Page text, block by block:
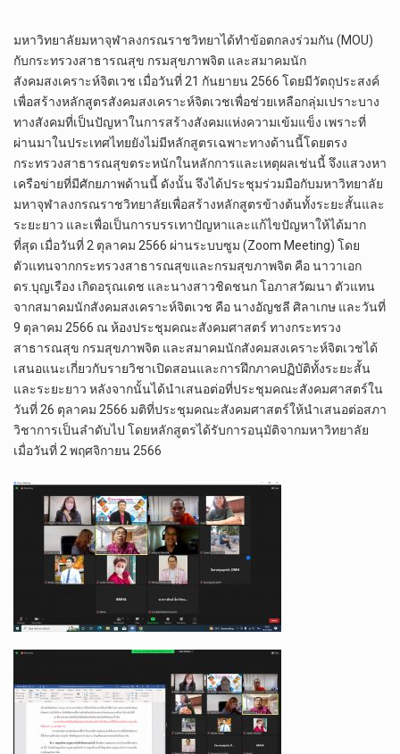
มหาวิทยาลัยมหาจุฬาลงกรณราชวิทยาได้ทำข้อตกลงร่วมกัน (MOU)
กับกระทรวงสาธารณสุข กรมสุขภาพจิต และสมาคมนัก
สังคมสงเคราะห์จิตเวช เมื่อวันที่ 21 กันยายน 2566 โดยมีวัตถุประสงค์
เพื่อสร้างหลักสูตรสังคมสงเคราะห์จิตเวชเพื่อช่วยเหลือกลุ่มเปราะบาง
ทางสังคมที่เป็นปัญหาในการสร้างสังคมแห่งความเข้มแข็ง เพราะที่
ผ่านมาในประเทศไทยยังไม่มีหลักสูตรเฉพาะทางด้านนี้โดยตรง
กระทรวงสาธารณสุขตระหนักในหลักการและเหตุผลเช่นนี้ จึงแสวงหา
เครือข่ายที่มีศักยภาพด้านนี้ ดังนั้น จึงได้ประชุมร่วมมือกับมหาวิทยาลัย
มหาจุฬาลงกรณราชวิทยาลัยเพื่อสร้างหลักสูตรข้างต้นทั้งระยะสั้นและ
ระยะยาว และเพื่อเป็นการบรรเทาปัญหาและแก้ไขปัญหาให้ได้มาก
ที่สุด เมื่อวันที่ 2 ตุลาคม 2566 ผ่านระบบซูม (Zoom Meeting) โดย
ตัวแทนจากกระทรวงสาธารณสุขและกรมสุขภาพจิต คือ นาวาเอก
ดร.บุญเรือง เกิดอรุณเดช และนางสาวชิดชนก โอภาสวัฒนา ตัวแทน
จากสมาคมนักสังคมสงเคราะห์จิตเวช คือ นางอัญชลี ศิลาเกษ และวันที่
9 ตุลาคม 2566 ณ ห้องประชุมคณะสังคมศาสตร์ ทางกระทรวง
สาธารณสุข กรมสุขภาพจิต และสมาคมนักสังคมสงเคราะห์จิตเวชได้
เสนอแนะเกี่ยวกับรายวิชาเปิดสอนและการฝึกภาคปฏิบัติทั้งระยะสั้น
และระยะยาว หลังจากนั้นได้นำเสนอต่อที่ประชุมคณะสังคมศาสตร์ใน
วันที่ 26 ตุลาคม 2566 มติที่ประชุมคณะสังคมศาสตร์ให้นำเสนอต่อสภา
วิชาการเป็นลำดับไป โดยหลักสูตรได้รับการอนุมัติจากมหาวิทยาลัย
เมื่อวันที่ 2 พฤศจิกายน 2566